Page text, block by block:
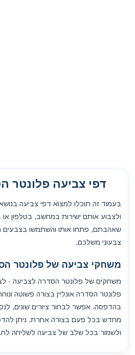
דפי צביעה פלונטר
בעמוד זה תוכלו למצוא דפי צביעה
ולצבוע אותם ישירות במחשב, בטלפון
שאהבתם, פתחו אותו והשתמשו בצבעים
צבעוני משלכם.
משחקי צביעה של פלונטר
משחקים של פלונטר הסדרה לצביעה -
פלונטר הסדרה אונליין בצורה פשוטה
בהדפסה. אפשר לבחור ציורים שונים,
מחדש בכל פעם בצורה אחרת. ניתן
ולשמור בכל שלב של צביעה לשליחה